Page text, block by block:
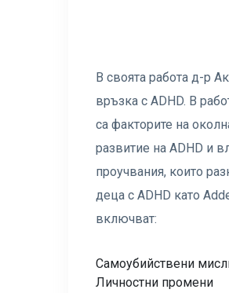
В своята работа д-р
връзка с ADHD. В
са факторите на
развитие на ADHD и
проучвания, които
деца с ADHD като
включват:
Самоубийствени
Личностни промени